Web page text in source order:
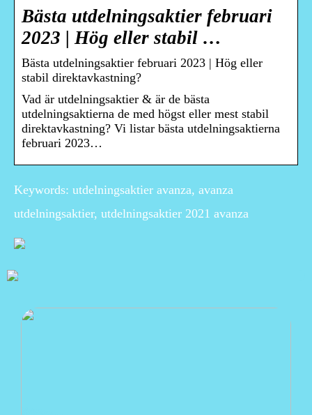
Bästa utdelningsaktier februari
2023 | Hög eller stabil …
Bästa utdelningsaktier februari 2023 | Hög eller
stabil direktavkastning?
Vad är utdelningsaktier & är de bästa
utdelningsaktierna de med högst eller mest stabil
direktavkastning? Vi listar bästa utdelningsaktierna
februari 2023…
Keywords: utdelningsaktier avanza, avanza
utdelningsaktier, utdelningsaktier 2021 avanza